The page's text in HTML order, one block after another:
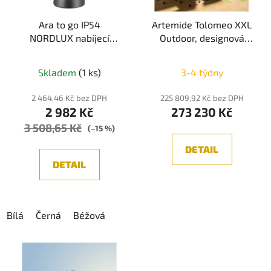
Ara to go IP54
NORDLUX nabíjecí
Skladem (1 ks)
2 464,46 Kč bez DPH
2 982 Kč
3 508,65 Kč (–15 %)
DETAIL
Bílá Černá Béžová
Artemide Tolomeo XXL
Outdoor, designová
IP65
3-4 týdny
225 809,92 Kč bez DPH
273 230 Kč
DETAIL